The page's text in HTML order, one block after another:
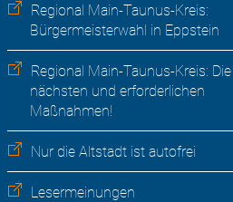
Regional Main-Taunus-Kreis:
Bürgermeisterwahl in Eppstein
Regional Main-Taunus-Kreis: Die
nächsten und erforderlichen
Maßnahmen!
Nur die Altstadt ist autofrei
Lesermeinungen